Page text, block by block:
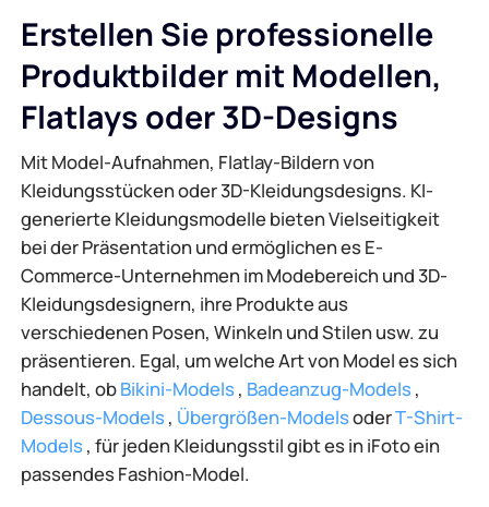
Erstellen Sie professionelle
Produktbilder mit Modellen,
Flatlays oder 3D-Designs
Mit Model-Aufnahmen, Flatlay-Bildern von
Kleidungsstücken oder 3D-Kleidungsdesigns. KI-
generierte Kleidungsmodelle bieten Vielseitigkeit
bei der Präsentation und ermöglichen es E-
Commerce-Unternehmen im Modebereich und 3D-
Kleidungsdesignern, ihre Produkte aus
verschiedenen Posen, Winkeln und Stilen usw. zu
präsentieren. Egal, um welche Art von Model es sich
handelt, obBikini-Models, Badeanzug-Models,
Dessous-Models, Übergrößen-ModelsoderT-Shirt-
Models, für jeden Kleidungsstil gibt es in iFoto ein
passendes Fashion-Model.